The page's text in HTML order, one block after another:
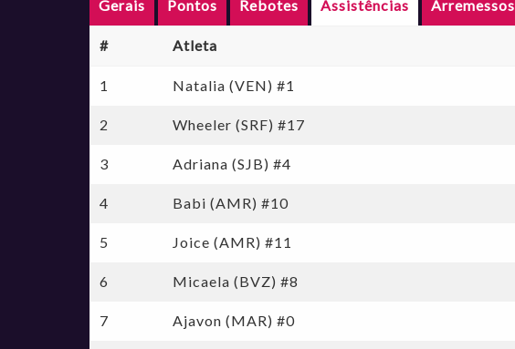
LBF 2019
LBF 2018
LBF 2014/2015
LBF 2012/2013
LBF 2010/2011
LBF 2016/2017
Gerais Pontos Rebotes Assistências Arremessos
# Atleta
1 Natalia (VEN) #1
2 Wheeler (SRF) #17
3 Adriana (SJB) #4
4 Babi (AMR) #10
5 Joice (AMR) #11
6 Micaela (BVZ) #8
7 Ajavon (MAR) #0